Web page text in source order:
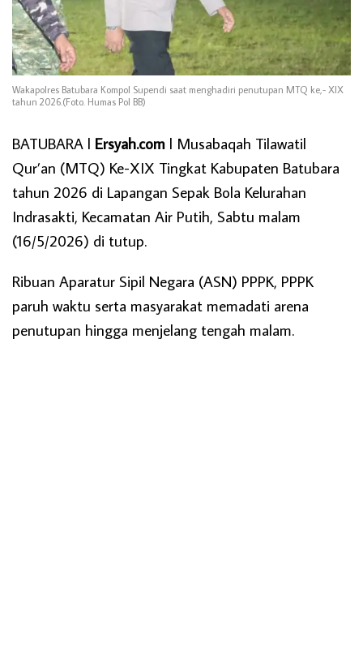
Wakapolres Batubara Kompol Supendi saat menghadiri penutupan MTQ ke,- XIX
tahun 2026.(Foto. Humas Pol BB)
BATUBARA l Ersyah.com l Musabaqah Tilawatil
Qur’an (MTQ) Ke-XIX Tingkat Kabupaten Batubara
tahun 2026 di Lapangan Sepak Bola Kelurahan
Indrasakti, Kecamatan Air Putih, Sabtu malam
(16/5/2026) di tutup.
Ribuan Aparatur Sipil Negara (ASN) PPPK, PPPK
paruh waktu serta masyarakat memadati arena
penutupan hingga menjelang tengah malam.